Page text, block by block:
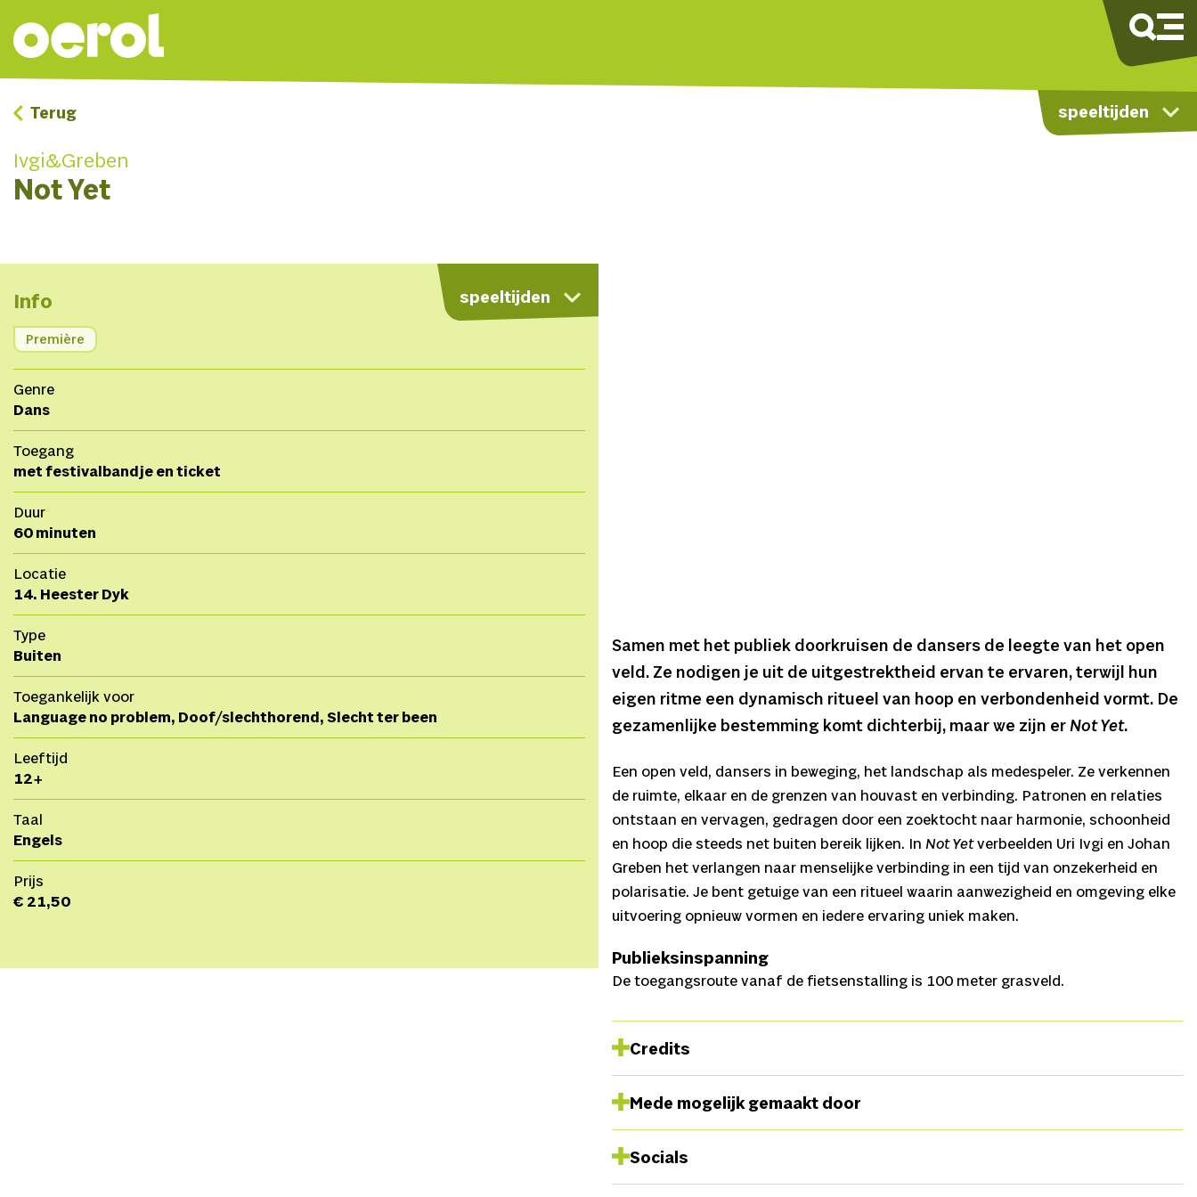
speeltijden
Terug
Ivgi&Greben
Not Yet
speeltijden
kaart
Info
Première
Genre
Dans
Toegang
met festivalbandje en ticket
Duur
60 minuten
Locatie
14. Heester Dyk
Type
Buiten
Toegankelijk voor
Language no problem, Doof/slechthorend, Slecht ter been
Leeftijd
12+
Taal
Engels
Prijs
€ 21,50
Samen met het publiek doorkruisen de dansers de leegte van het open
veld. Ze nodigen je uit de uitgestrektheid ervan te ervaren, terwijl hun
eigen ritme een dynamisch ritueel van hoop en verbondenheid vormt. De
gezamenlijke bestemming komt dichterbij, maar we zijn er Not Yet.
Een open veld, dansers in beweging, het landschap als medespeler. Ze verkennen
de ruimte, elkaar en de grenzen van houvast en verbinding. Patronen en relaties
ontstaan en vervagen, gedragen door een zoektocht naar harmonie, schoonheid
en hoop die steeds net buiten bereik lijken. In Not Yetverbeelden Uri Ivgi en Johan
Greben het verlangen naar menselijke verbinding in een tijd van onzekerheid en
polarisatie. Je bent getuige van een ritueel waarin aanwezigheid en omgeving elke
uitvoering opnieuw vormen en iedere ervaring uniek maken.
Publieksinspanning
De toegangsroute vanaf de fietsenstalling is 100 meter grasveld.
Credits
Anastasia Papasakellariou, Daniel Flores Pardo, Emily Borghäll Heisterberg,
Ludovico Murgia, Raphaël Quintanel, Yanis Xavier,DramaturgieJudith Schoneveld,
Muziekcompositie
Greben,TechniekMathijs van Loo
Mede mogelijk gemaakt door
Socials